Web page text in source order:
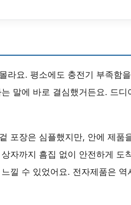
라요. 평소에도 충전기 부족함
말에 바로 결심했거든요. 드디
포장은 심플했지만, 안에 제품
자까지 흠집 없이 안전하게 도
낄 수 있었어요. 전자제품은